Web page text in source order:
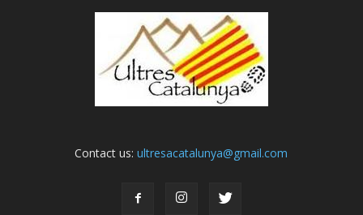
Contact us:ultresacatalunya@gmail.com